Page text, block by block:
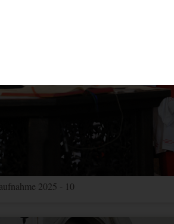
2025 - 10
Ablauf Typ
Google Maps